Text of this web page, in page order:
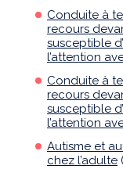
Conduite à
recours
susceptible
l’attention
Conduite à
recours
susceptible
l’attention
Autisme et
chez l’adulte